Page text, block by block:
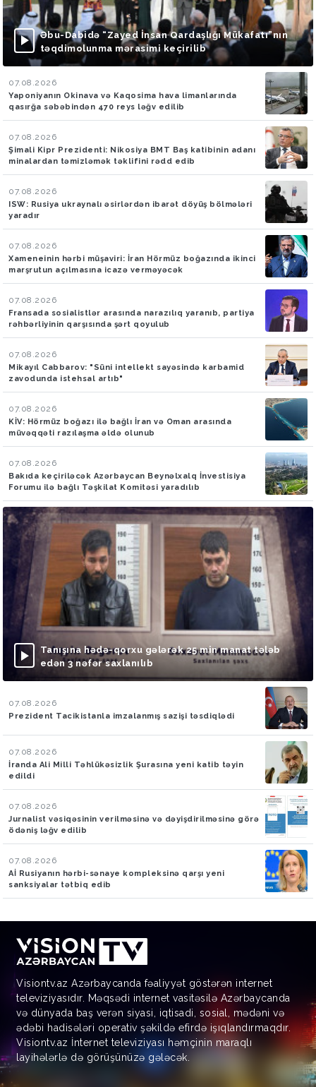
Əbu-Dabidə “Zayed İnsan Qardaşlığı Mükafatı”nın
təqdimolunma mərasimi keçirilib
07.08.2026
Yaponiyanın Okinava və Kaqosima hava limanlarında
qasırğa səbəbindən 470 reys ləğv edilib
07.08.2026
Şimali Kipr Prezidenti: Nikosiya BMT Baş katibinin adanı
minalardan təmizləmək təklifini rədd edib
07.08.2026
ISW: Rusiya ukraynalı əsirlərdən ibarət döyüş bölmələri
yaradır
07.08.2026
Xameneinin hərbi müşaviri: İran Hörmüz boğazında ikinci
marşrutun açılmasına icazə verməyəcək
07.08.2026
Fransada sosialistlər arasında narazılıq yaranıb, partiya
rəhbərliyinin qarşısında şərt qoyulub
07.08.2026
Mikayıl Cabbarov: "Süni intellekt sayəsində karbamid
zavodunda istehsal artıb"
07.08.2026
KİV: Hörmüz boğazı ilə bağlı İran və Oman arasında
müvəqqəti razılaşma əldə olunub
07.08.2026
Bakıda keçiriləcək Azərbaycan Beynəlxalq İnvestisiya
Forumu ilə bağlı Təşkilat Komitəsi yaradılıb
Tanışına hədə-qorxu gələrək 25 min manat tələb
edən 3 nəfər saxlanılıb
07.08.2026
Prezident Tacikistanla imzalanmış sazişi təsdiqlədi
07.08.2026
İranda Ali Milli Təhlükəsizlik Şurasına yeni katib təyin
edildi
07.08.2026
Jurnalist vəsiqəsinin verilməsinə və dəyişdirilməsinə görə
ödəniş ləğv edilib
07.08.2026
Aİ Rusiyanın hərbi-sənaye kompleksinə qarşı yeni
sanksiyalar tətbiq edib
Visiontv.az Azərbaycanda fəaliyyət göstərən internet
televiziyasıdır. Məqsədi internet vasitəsilə Azərbaycanda
və dünyada baş verən siyasi, iqtisadi, sosial, mədəni və
ədəbi hadisələri operativ şəkildə efirdə işıqlandırmaqdır.
Visiontv.az İnternet televiziyası həmçinin maraqlı
layihələrlə də görüşünüzə gələcək.